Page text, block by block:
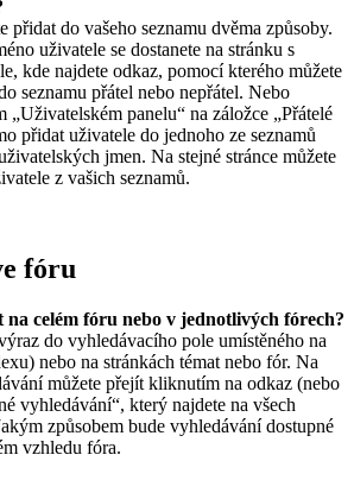
přidat do vašeho seznamu dvěma způsoby.
uživatele se dostanete na stránku s
kde najdete odkaz, pomocí kterého můžete
seznamu přátel nebo nepřátel. Nebo
„Uživatelském panelu“ na záložce „Přátelé
přidat uživatele do jednoho ze seznamů
jmen. Na stejné stránce můžete
z vašich seznamů.
fóru
celém fóru nebo v jednotlivých fórech?
do vyhledávacího pole umístěného na
nebo na stránkách témat nebo fór. Na
můžete přejít kliknutím na odkaz (nebo
vyhledávání“, který najdete na všech
způsobem bude vyhledávání dostupné
vzhledu fóra.